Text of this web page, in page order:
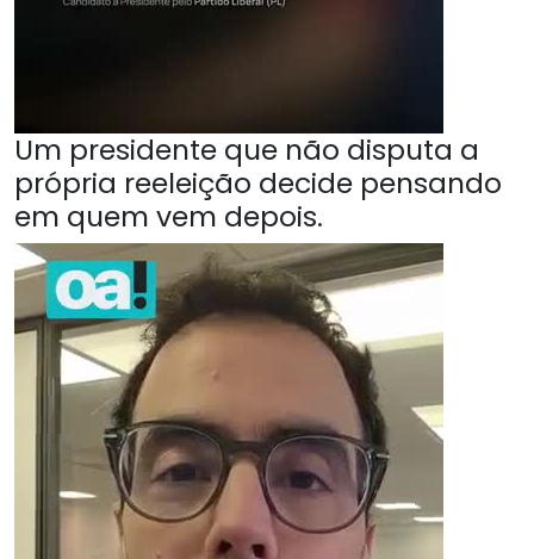
Um presidente que não disputa a
própria reeleição decide pensando
em quem vem depois.